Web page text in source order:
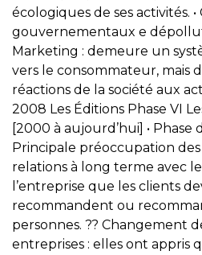
écologiques de ses activités.
gouvernementaux e
Marketing : demeure un
vers le consommateur, mais
réactions de la société aux
2008 Les Éditions Phase VI
[2000 à aujourd’hui] • Phase
Principale préoccupation
relations à long terme avec
l’entreprise que les clients
recommandent ou
personnes. ?? Changement
entreprises : elles ont appris